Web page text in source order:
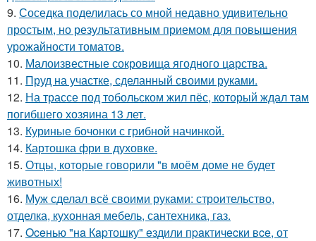
9. Соседка поделилась со мной недавно удивительно
простым, но результативным приемом для повышения
урожайности томатов.
10. Малоизвестные сокровища ягодного царства.
11. Пруд на участке, сделанный своими руками.
12. На трассе под тобольском жил пёс, который ждал там
погибшего хозяина 13 лет.
13. Куриные бочонки с грибной начинкой.
14. Картошка фри в духовке.
15. Отцы, которые говорили "в моём доме не будет
животных!
16. Муж сделал всё своими руками: строительство,
отделка, кухонная мебель, сантехника, газ.
17. Oceнью "нa Кapтошку" eздили пpaктичecки вce, от